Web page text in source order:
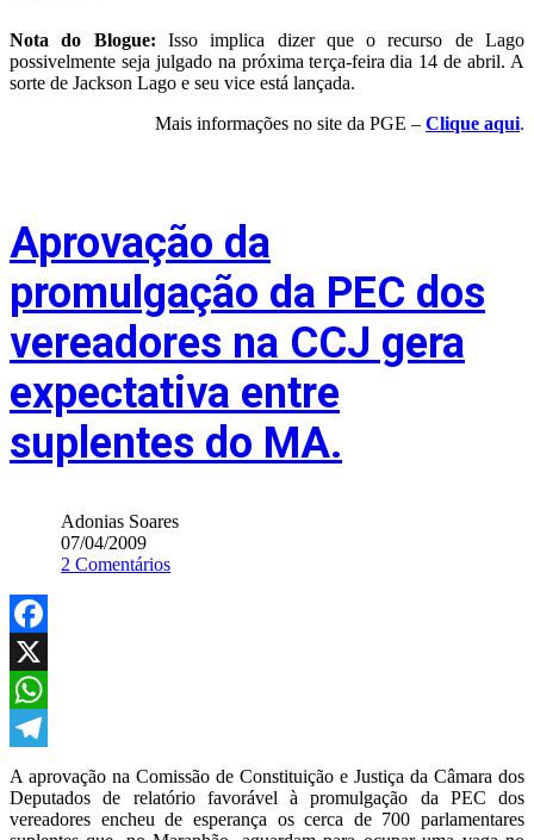
Nota do Blogue: Isso implica dizer que o recurso de Lago
possivelmente seja julgado na próxima terça-feira dia 14 de abril. A
sorte de Jackson Lago e seu vice está lançada.
Mais informações no site da PGE – Clique aqui.
Aprovação da
promulgação da PEC dos
vereadores na CCJ gera
expectativa entre
suplentes do MA.
Adonias Soares
07/04/2009
2 Comentários
Facebook
X
WhatsApp
Telegram
A aprovação na Comissão de Constituição e Justiça da Câmara dos
Deputados de relatório favorável à promulgação da PEC dos
vereadores encheu de esperança os cerca de 700 parlamentares